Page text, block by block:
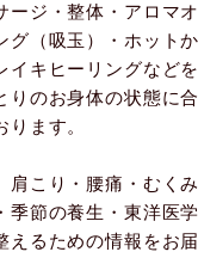
ージ・整体・アロマ
グ（吸玉）・ホット
イキヒーリングなど
りのお身体の状態に
ます。
肩こり・腰痛・むく
季節の養生・東洋医
えるための情報をお